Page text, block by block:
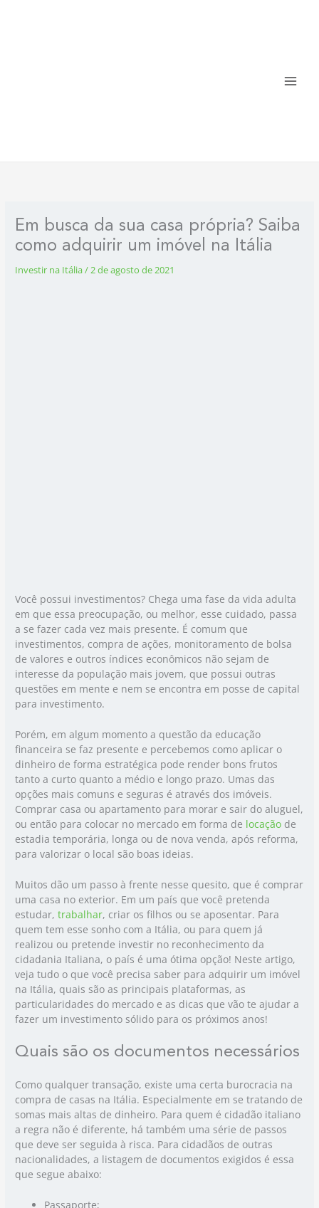
Em busca da sua casa própria? Saiba
como adquirir um imóvel na Itália
Investir na Itália/ 2 de agosto de 2021
Você possui investimentos? Chega uma fase da vida adulta
em que essa preocupação, ou melhor, esse cuidado, passa
a se fazer cada vez mais presente. É comum que
investimentos, compra de ações, monitoramento de bolsa
de valores e outros índices econômicos não sejam de
interesse da população mais jovem, que possui outras
questões em mente e nem se encontra em posse de capital
para investimento.
Porém, em algum momento a questão da educação
financeira se faz presente e percebemos como aplicar o
dinheiro de forma estratégica pode render bons frutos
tanto a curto quanto a médio e longo prazo. Umas das
opções mais comuns e seguras é através dos imóveis.
Comprar casa ou apartamento para morar e sair do aluguel,
ou então para colocar no mercado em forma de locação de
estadia temporária, longa ou de nova venda, após reforma,
para valorizar o local são boas ideias.
Muitos dão um passo à frente nesse quesito, que é comprar
uma casa no exterior. Em um país que você pretenda
estudar,trabalhar, criar os filhos ou se aposentar. Para
quem tem esse sonho com a Itália, ou para quem já
realizou ou pretende investir no reconhecimento da
cidadania Italiana, o país é uma ótima opção! Neste artigo,
veja tudo o que você precisa saber para adquirir um imóvel
na Itália, quais são as principais plataformas, as
particularidades do mercado e as dicas que vão te ajudar a
fazer um investimento sólido para os próximos anos!
Quais são os documentos necessários
Como qualquer transação, existe uma certa burocracia na
compra de casas na Itália. Especialmente em se tratando de
somas mais altas de dinheiro. Para quem é cidadão italiano
a regra não é diferente, há também uma série de passos
que deve ser seguida à risca. Para cidadãos de outras
nacionalidades, a listagem de documentos exigidos é essa
que segue abaixo:
Passaporte;